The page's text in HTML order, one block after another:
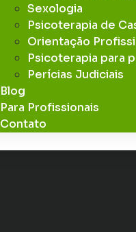
Sexologia
Psicoterapia de
Orientação
Psicoterapia para
Perícias Judiciais
Blog
Para Profissionais
Contato